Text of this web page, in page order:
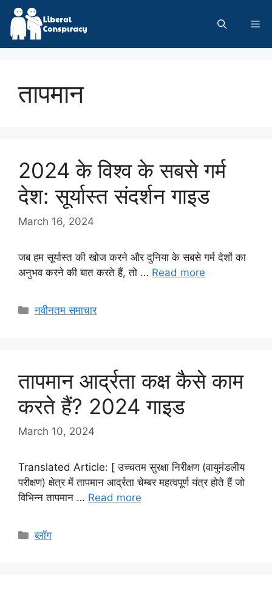
Skip
content
तापमान
2024 के विश्व के सबसे गर्म
देश: सूर्यास्त संदर्शन गाइड
March 16, 2024
जब हम सूर्यास्त की खोज करने और दुनिया के सबसे गर्म देशों का
अनुभव करने की बात करते हैं, तो … Read more
Categories
नवीनतम समाचार
तापमान आर्द्रता कक्ष कैसे काम
करते हैं? 2024 गाइड
March 10, 2024
Translated Article: [ उच्चतम सुरक्षा निरीक्षण (वायुमंडलीय
परीक्षण) क्षेत्र में तापमान आर्द्रता चेम्बर महत्वपूर्ण यंत्र होते हैं जो
विभिन्न तापमान … Read more
Categories
ब्लॉग